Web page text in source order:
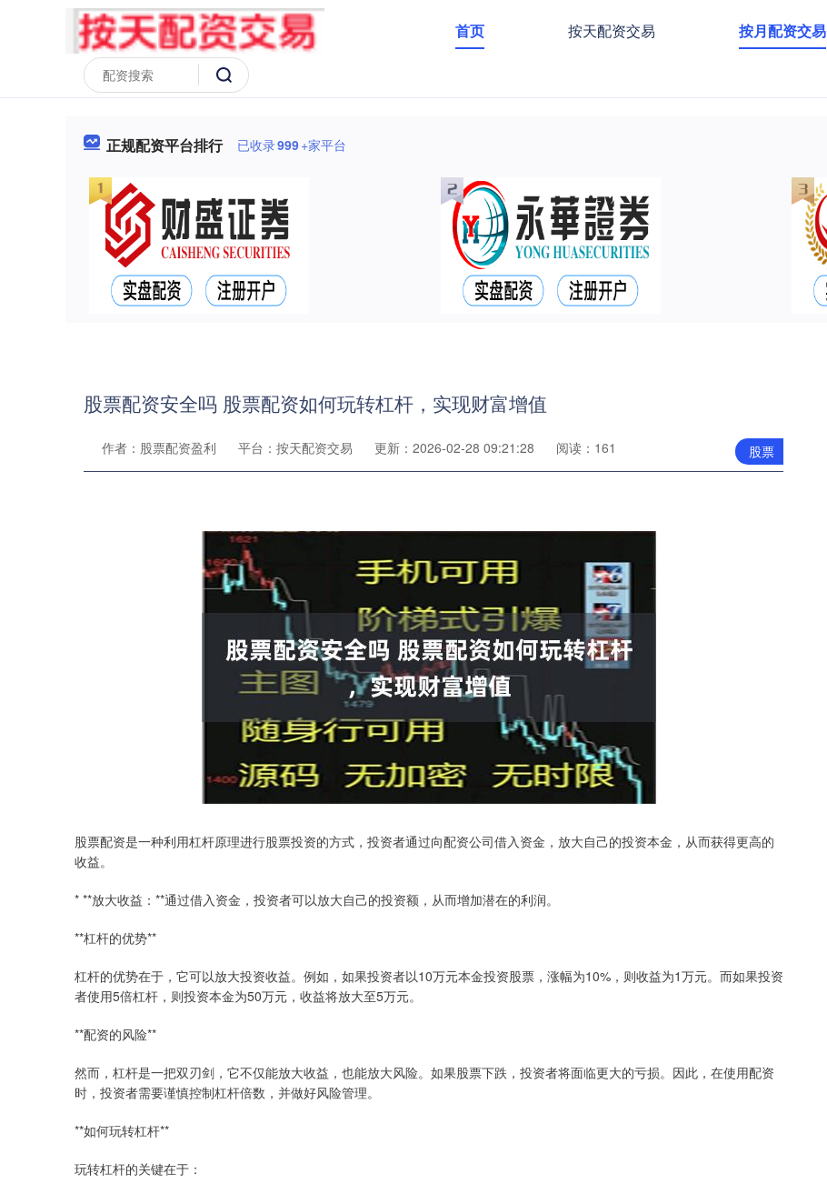
首页 按天配资交易 按月配资交易
正规配资平台排行 已收录999+家平台
股票配资安全吗 股票配资如何玩转杠杆，实现财富增值
股票
作者：股票配资盈利 平台：按天配资交易 更新：2026-02-28 09:21:28 阅读：161
股票配资是一种利用杠杆原理进行股票投资的方式，投资者通过向配资公司借入资金，放大自己的投资本金，从而获得更高的
收益。
* **放大收益：**通过借入资金，投资者可以放大自己的投资额，从而增加潜在的利润。
**杠杆的优势**
杠杆的优势在于，它可以放大投资收益。例如，如果投资者以10万元本金投资股票，涨幅为10%，则收益为1万元。而如果投资
者使用5倍杠杆，则投资本金为50万元，收益将放大至5万元。
**配资的风险**
然而，杠杆是一把双刃剑，它不仅能放大收益，也能放大风险。如果股票下跌，投资者将面临更大的亏损。因此，在使用配资
时，投资者需要谨慎控制杠杆倍数，并做好风险管理。
**如何玩转杠杆**
玩转杠杆的关键在于：